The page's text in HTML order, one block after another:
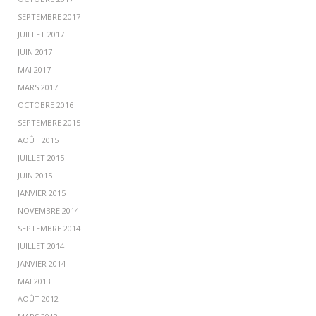
SEPTEMBRE 2017
JUILLET 2017
JUIN 2017
MAI 2017
MARS 2017
OCTOBRE 2016
SEPTEMBRE 2015
AOÛT 2015
JUILLET 2015
JUIN 2015
JANVIER 2015
NOVEMBRE 2014
SEPTEMBRE 2014
JUILLET 2014
JANVIER 2014
MAI 2013
AOÛT 2012